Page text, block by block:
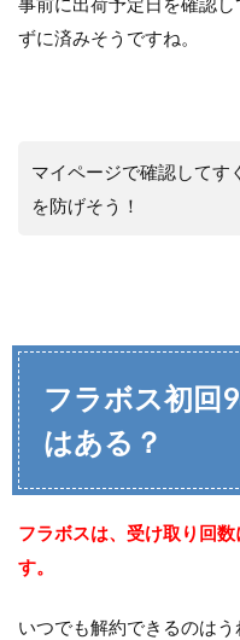
ずに済みそうですね。
マイページで確認してす
を防げそう！
フラボス初回
はある？
フラボスは、受け取り回
す。
いつでも解約できるのはう